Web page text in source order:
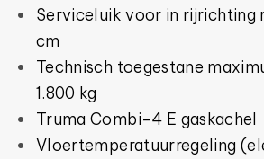
Serviceluik voor in rijrichting
cm
Technisch toegestane
1.800 kg
Truma Combi-4 E gaskachel
Vloertemperatuurregeling